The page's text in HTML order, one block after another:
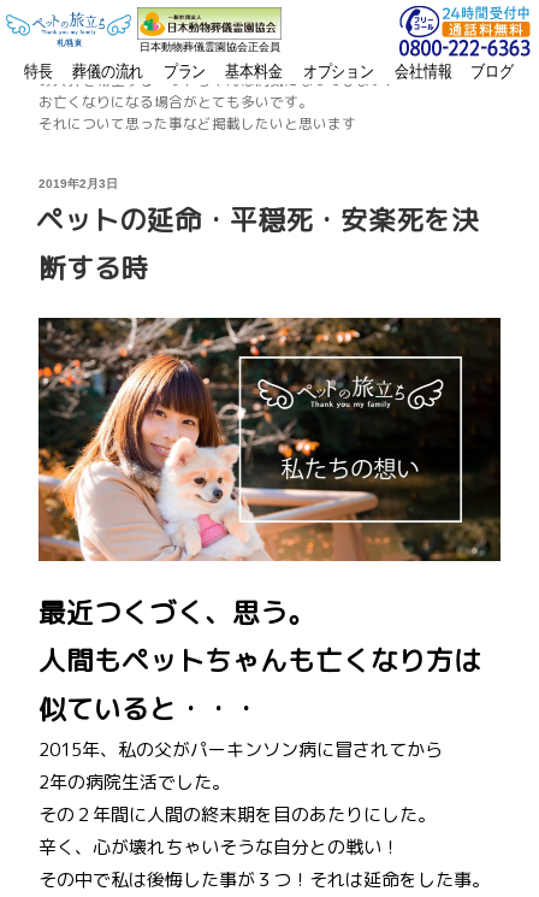
日本動物葬儀霊園協会正会員
特長 葬儀の流れ プラン 基本料金 オプション 会社情報 ブログ
カテゴリー: ペットの病気
お火葬を希望するペットちゃんは病気になってしまい、
お亡くなりになる場合がとても多いです。
それについて思った事など掲載したいと思います
投
日:
2019年2月3日
ペットの延命・平穏死・安楽死を決
断する時
最近つくづく、思う。
人間もペットちゃんも亡くなり方は
似ていると・・・
2015年、私の父がパーキンソン病に冒されてから
2年の病院生活でした。
その２年間に人間の終末期を目のあたりにした。
辛く、心が壊れちゃいそうな自分との戦い！
その中で私は後悔した事が３つ！それは延命をした事。